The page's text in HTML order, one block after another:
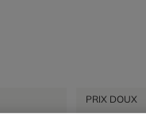
PRIX DOUX